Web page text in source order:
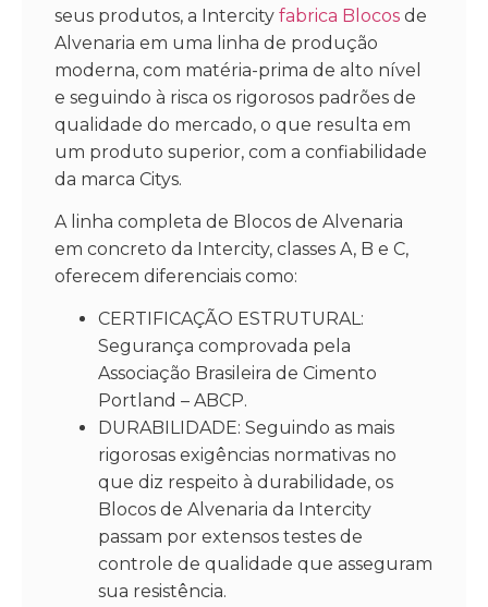
seus produtos, a Intercity fabrica Blocos de
Alvenaria em uma linha de produção
moderna, com matéria-prima de alto nível
e seguindo à risca os rigorosos padrões de
qualidade do mercado, o que resulta em
um produto superior, com a confiabilidade
da marca Citys.
A linha completa de Blocos de Alvenaria
em concreto da Intercity, classes A, B e C,
oferecem diferenciais como:
CERTIFICAÇÃO ESTRUTURAL:
Segurança comprovada pela
Associação Brasileira de Cimento
Portland – ABCP.
DURABILIDADE: Seguindo as mais
rigorosas exigências normativas no
que diz respeito à durabilidade, os
Blocos de Alvenaria da Intercity
passam por extensos testes de
controle de qualidade que asseguram
sua resistência.